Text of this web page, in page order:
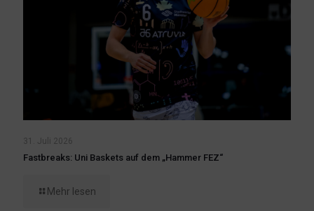
31. Juli 2026
Fastbreaks: Uni Baskets auf dem „Hammer FEZ“
Mehr lesen